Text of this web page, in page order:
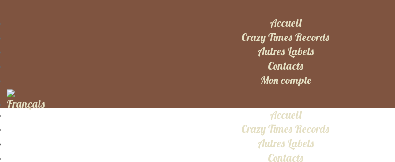
Accueil
Crazy Times Records
Autres Labels
Contacts
Mon compte
Accueil
Crazy Times Records
Autres Labels
Contacts